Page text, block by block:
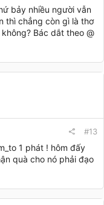
&quot;liếm
1 cái.......
bảy nhiều người vẫn
thì chẳng còn gì là thơ
Bác dắt theo @
#13
1 phát ! hôm đấy
quà cho nó phải đạo